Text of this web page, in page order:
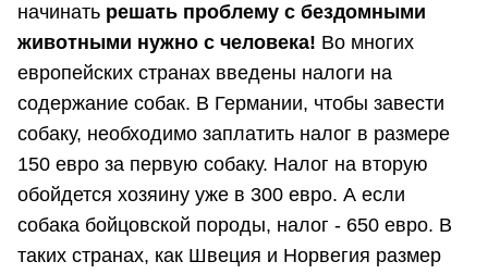
начинать решать проблему с бездомными
животными нужно с человека! Во многих
европейских странах введены налоги на
содержание собак. В Германии, чтобы завести
собаку, необходимо заплатить налог в размере
150 евро за первую собаку. Налог на вторую
обойдется хозяину уже в 300 евро. А если
собака бойцовской породы, налог - 650 евро. В
таких странах, как Швеция и Норвегия размер